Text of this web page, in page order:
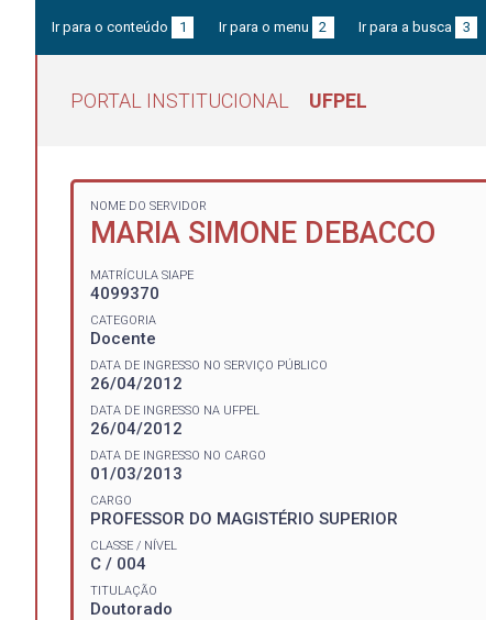
Ir para o conteúdo 1 Ir para o menu 2 Ir para a busca 3
PORTAL INSTITUCIONAL UFPEL
NOME DO SERVIDOR
MARIA SIMONE DEBACCO
MATRÍCULA SIAPE
4099370
CATEGORIA
Docente
DATA DE INGRESSO NO SERVIÇO PÚBLICO
26/04/2012
DATA DE INGRESSO NA UFPEL
26/04/2012
DATA DE INGRESSO NO CARGO
01/03/2013
CARGO
PROFESSOR DO MAGISTÉRIO SUPERIOR
CLASSE / NÍVEL
C / 004
TITULAÇÃO
Doutorado